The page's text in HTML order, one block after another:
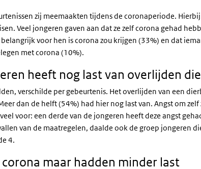
zij meemaakten tijdens de coronaperiode.
Veel jongeren gaven aan dat ze zelf corona gehad
voor hen is corona zou krijgen (33%) en dat
met corona (10%).
heeft nog last van overlijden
verschilde per gebeurtenis. Het overlijden van een
dan de helft (54%) had hier nog last van. Angst om
voor: een derde van de jongeren heeft deze angst
van de maatregelen, daalde ook de groep jongeren
4.
maar hadden minder last